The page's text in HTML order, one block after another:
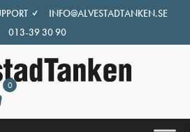
INFO@ALVESTADTANKEN.SE
013-39 30 90
0